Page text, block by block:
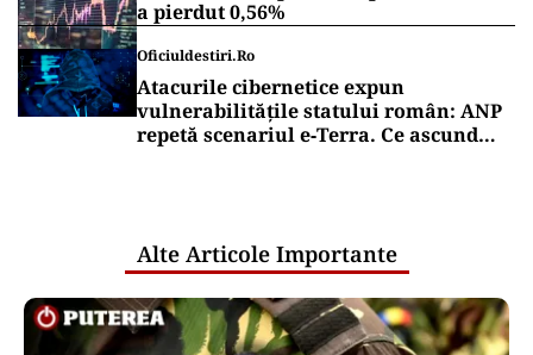
a pierdut 0,56%
Oficiuldestiri.ro
Atacurile cibernetice expun
vulnerabilitățile statului român: ANP
repetă scenariul e‑Terra. Ce ascund
Alte Articole Importante